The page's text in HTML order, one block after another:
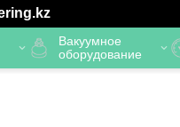
Вакуумное
оборудование